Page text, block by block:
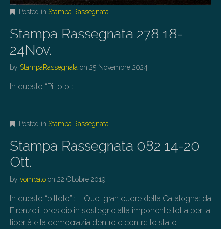
Posted in Stampa Rassegnata
Stampa Rassegnata 278 18-
24Nov.
by StampaRassegnata on 25 Novembre 2024
In questo “Pillolo”:
Posted in Stampa Rassegnata
Stampa Rassegnata 082 14-20
Ott.
by vombato on 22 Ottobre 2019
In questo “pillolo” : – Quel gran cuore della Catalogna: da
Firenze il presidio in sostegno alla imponente lotta per la
libertà e la democrazia dentro e contro lo stato